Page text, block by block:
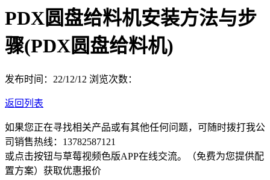
PDX圆盘给料机安装方法与步
骤(PDX圆盘给料机)
发布时间：22/12/12 浏览次数：
返回列表
如果您正在寻找相关产品或有其他任何问题，可随时拨打我公
司销售热线： 13782587121
或点击按钮与草莓视频色版APP在线交流。（免费为您提供配
置方案） 获取优惠报价